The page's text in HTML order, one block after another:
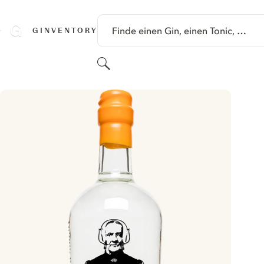
GINVENTORY Finde einen Gin, einen Tonic, …
Suchen